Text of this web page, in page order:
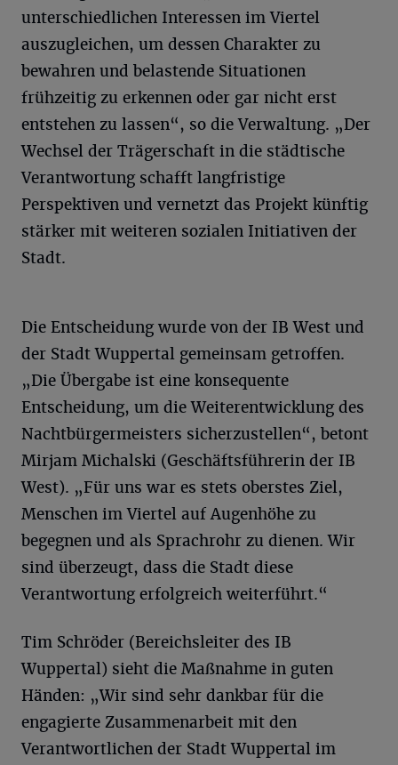
unterschiedlichen Interessen im Viertel
auszugleichen, um dessen Charakter zu
bewahren und belastende Situationen
frühzeitig zu erkennen oder gar nicht erst
entstehen zu lassen“, so die Verwaltung. „Der
Wechsel der Trägerschaft in die städtische
Verantwortung schafft langfristige
Perspektiven und vernetzt das Projekt künftig
stärker mit weiteren sozialen Initiativen der
Stadt.
Die Entscheidung wurde von der IB West und
der Stadt Wuppertal gemeinsam getroffen.
„Die Übergabe ist eine konsequente
Entscheidung, um die Weiterentwicklung des
Nachtbürgermeisters sicherzustellen“, betont
Mirjam Michalski (Geschäftsführerin der IB
West). „Für uns war es stets oberstes Ziel,
Menschen im Viertel auf Augenhöhe zu
begegnen und als Sprachrohr zu dienen. Wir
sind überzeugt, dass die Stadt diese
Verantwortung erfolgreich weiterführt.“
Tim Schröder (Bereichsleiter des IB
Wuppertal) sieht die Maßnahme in guten
Händen: „Wir sind sehr dankbar für die
engagierte Zusammenarbeit mit den
Verantwortlichen der Stadt Wuppertal im